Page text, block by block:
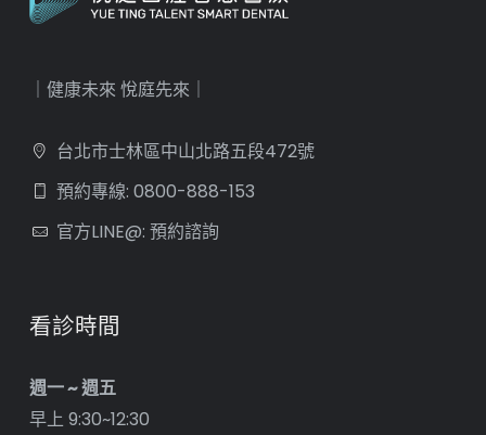
｜健康未來 悅庭先來｜
台北市士林區中山北路五段472號
預約專線: 0800-888-153
官方LINE@: 預約諮詢
看診時間
週一 ~ 週五
早上 9:30~12:30